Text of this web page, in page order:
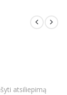
atsiliepimą